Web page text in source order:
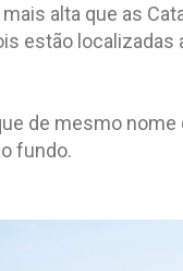
alta que as
estão
de mesmo
fundo.